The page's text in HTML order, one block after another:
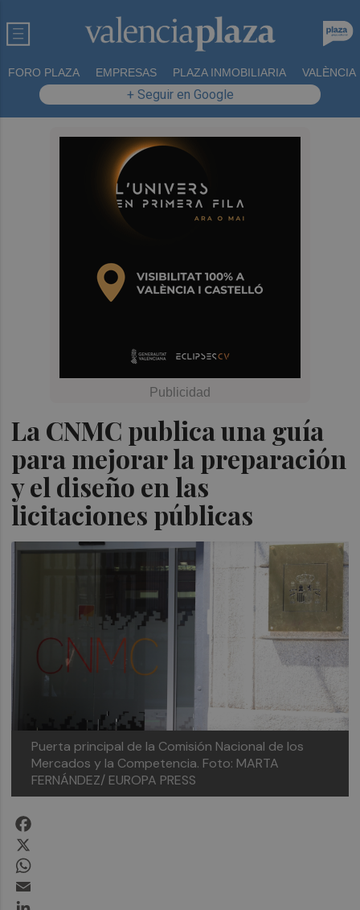
FORO PLAZA EMPRESAS PLAZA INMOBILIARIA VALÈNCIA
+ Seguir en Google
La CNMC publica una guía
para mejorar la preparación
y el diseño en las
licitaciones públicas
Puerta principal de la Comisión Nacional de los
Mercados y la Competencia. Foto: MARTA
FERNÁNDEZ/ EUROPA PRESS